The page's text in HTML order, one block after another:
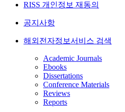
RISS 개인정보 재동의
공지사항
해외전자정보서비스 검색
Academic Journals
Ebooks
Dissertations
Conference Materials
Reviews
Reports